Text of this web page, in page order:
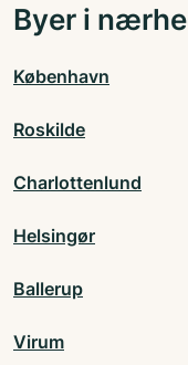
Byer i
København
Roskilde
Charlottenlund
Helsingør
Ballerup
Virum